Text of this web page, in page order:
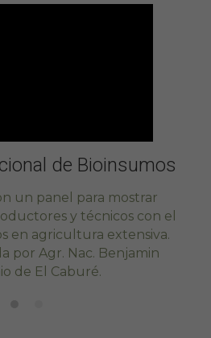
de Bioinsumos
un panel para mostrar
y técnicos con el
en agricultura extensiva.
por Agr. Nac. Benjamin
de El Caburé.